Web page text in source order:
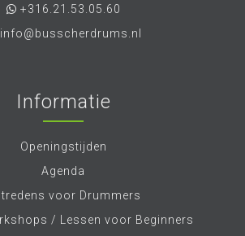
+316.21.53.05.60
info@busscherdrums.nl
Informatie
Openingstijden
Agenda
voor Drummers
/ Lessen voor Beginners